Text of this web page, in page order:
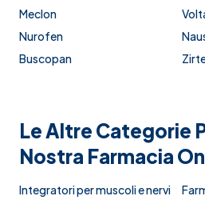
Meclon
Nurofen
Buscopan
Le Altre Categorie
Nostra Farmacia
Integratori per muscoli e nervi